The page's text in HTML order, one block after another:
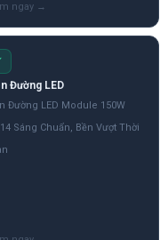
Đường LED
Đường LED Module 150W
Sáng Chuẩn, Bền Vượt Thời